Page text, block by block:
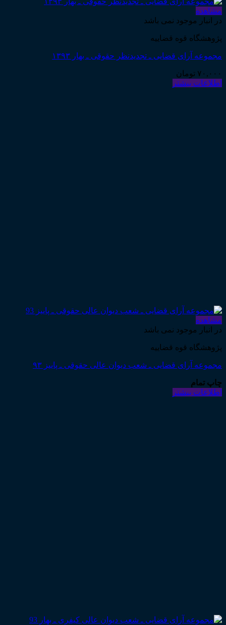
مشاهده
در انبار موجود نمی باشد
پژوهشگاه قوه قضاییه
مجموعه آرای قضایی ـ تجدیدنظر حقوقی ـ بهار ۱۳۹۳
۷۰,۰۰۰ تومان
اطلاعات بیشتر
مشاهده
در انبار موجود نمی باشد
پژوهشگاه قوه قضاییه
مجموعه آرای قضایی ـ شعب دیوان عالی حقوقی ـ پاییز ۹۳
چاپ تمام
اطلاعات بیشتر